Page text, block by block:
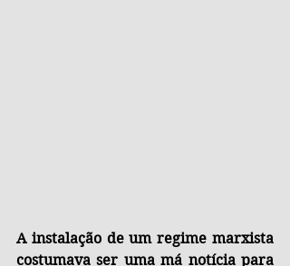
A instalação de um regime marxista
costumava ser uma má notícia para